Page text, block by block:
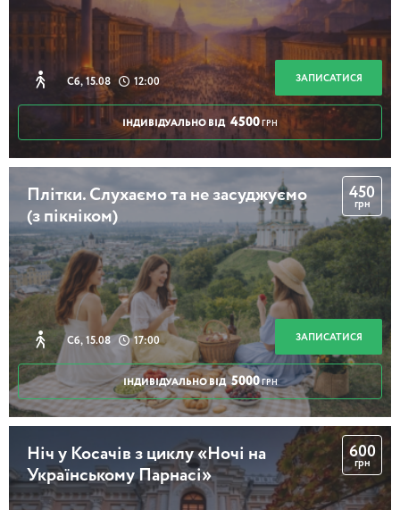
2 години 30 хвилин
Історія однієї вулиці: Чикаленка
2 години 30 хвилин
Гідропарк - передмостна слобідка
4 години
Ірпінська набережна – мальовниче київське
передмістя.
4 години
Сб, 15.08 12:00 ЗАПИСАТИСЯ
ІНДИВІДУАЛЬНО ВІД 4500 ГРН
Плітки. Слухаємо та не засуджуємо
(з пікніком)
Сб, 15.08 17:00
450
грн
ЗАПИСАТИСЯ
ІНДИВІДУАЛЬНО ВІД 5000 ГРН
Ніч у Косачів з циклу «Ночі на
Українському Парнасі»
600
грн